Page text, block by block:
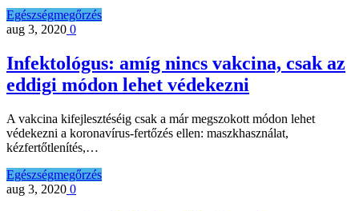
Egészségmegőrzés
aug 3, 2020 0
Infektológus: amíg nincs vakcina, csak az
eddigi módon lehet védekezni
A vakcina kifejlesztéséig csak a már megszokott módon lehet
védekezni a koronavírus-fertőzés ellen: maszkhasználat,
kézfertőtlenítés,…
Egészségmegőrzés
aug 3, 2020 0